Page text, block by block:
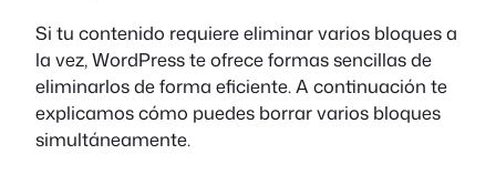
Si tu contenido requiere eliminar varios bloques a
la vez, WordPress te ofrece formas sencillas de
eliminarlos de forma eficiente. A continuación te
explicamos cómo puedes borrar varios bloques
simultáneamente.